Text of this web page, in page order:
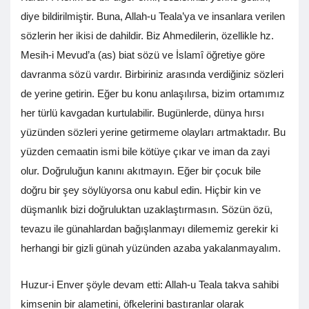
diye bildirilmiştir. Buna, Allah-u Teala’ya ve insanlara verilen
sözlerin her ikisi de dahildir. Biz Ahmedilerin, özellikle hz.
Mesih-i Mevud’a (as) biat sözü ve İslamî öğretiye göre
davranma sözü vardır. Birbiriniz arasında verdiğiniz sözleri
de yerine getirin. Eğer bu konu anlaşılırsa, bizim ortamımız
her türlü kavgadan kurtulabilir. Bugünlerde, dünya hırsı
yüzünden sözleri yerine getirmeme olayları artmaktadır. Bu
yüzden cemaatin ismi bile kötüye çıkar ve iman da zayi
olur. Doğruluğun kanını akıtmayın. Eğer bir çocuk bile
doğru bir şey söylüyorsa onu kabul edin. Hiçbir kin ve
düşmanlık bizi doğruluktan uzaklaştırmasın. Sözün özü,
tevazu ile günahlardan bağışlanmayı dilememiz gerekir ki
herhangi bir gizli günah yüzünden azaba yakalanmayalım.
Huzur-i Enver şöyle devam etti: Allah-u Teala takva sahibi
kimsenin bir alametini, öfkelerini bastıranlar olarak